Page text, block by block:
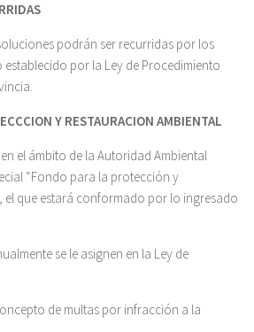
podrán ser recurridas por los
por la Ley de Procedimiento
Y RESTAURACION AMBIENTAL
el ámbito de la Autoridad Ambiental
“Fondo para la protección y
el que estará conformado por lo ingresado
se le asignen en la Ley de
de multas por infracción a la